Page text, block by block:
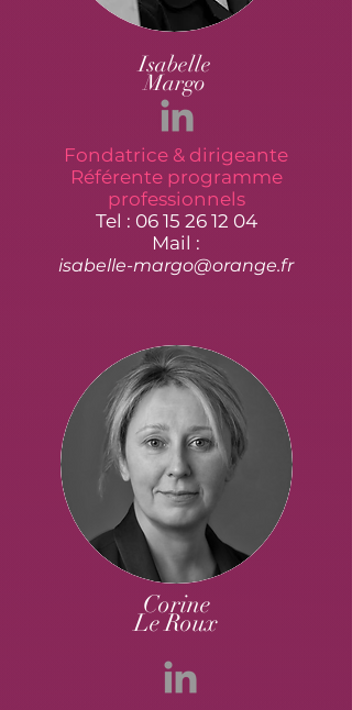
Isabelle
Margo
Fondatrice & dirigeante
Référente programme
professionnels
Tel : 06 15 26 12 04
Mail :
isabelle-margo@orange.fr
Corine
Le Roux